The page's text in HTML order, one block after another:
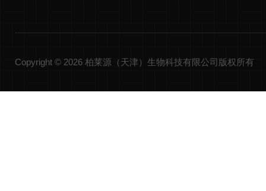
Copyright © 2026 柏莱源（天津）生物科技有限公司版权所有